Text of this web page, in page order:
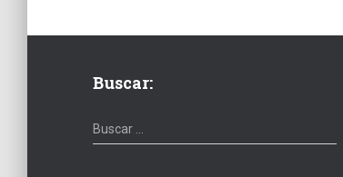
Buscar:
B
u
Buscar …